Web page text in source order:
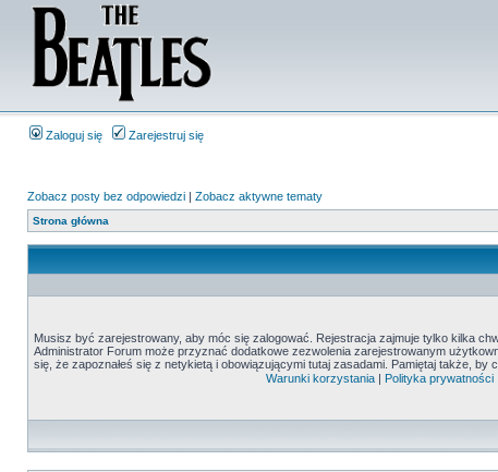
Zaloguj się Zarejestruj się
Zobacz posty bez odpowiedzi | Zobacz aktywne tematy
Strona główna
Musisz być zarejestrowany, aby móc się zalogować. Rejestracja zajmuje tylko kilka
Administrator Forum może przyznać dodatkowe zezwolenia zarejestrowanym
się, że zapoznałeś się z netykietą i obowiązującymi tutaj zasadami. Pamiętaj także, by
Warunki korzystania | Polityka prywatności